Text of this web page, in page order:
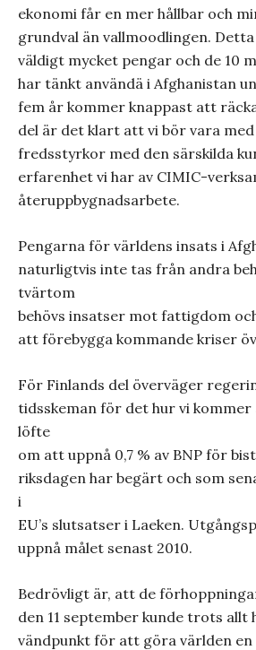
ekonomi får en mer hållbar och
grundval än vallmoodlingen.
väldigt mycket pengar och de 10
har tänkt användä i Afghanistan
fem år kommer knappast att
del är det klart att vi bör vara med
fredsstyrkor med den särskilda
erfarenhet vi har av CIMIC-
återuppbygnadsarbete.
Pengarna för världens insats i
naturligtvis inte tas från andra
tvärtom
behövs insatser mot fattigdom
att förebygga kommande kriser
För Finlands del överväger
tidsskeman för det hur vi
löfte
om att uppnå 0,7 % av BNP för
riksdagen har begärt och som
i
EU’s slutsatser i Laeken.
uppnå målet senast 2010.
Bedrövligt är, att de
den 11 september kunde trots allt
vändpunkt för att göra världen